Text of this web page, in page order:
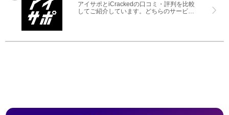
アイサポとiCrackedの口コミ・評判を比較
してご紹介しています。どちらのサービス
てください。